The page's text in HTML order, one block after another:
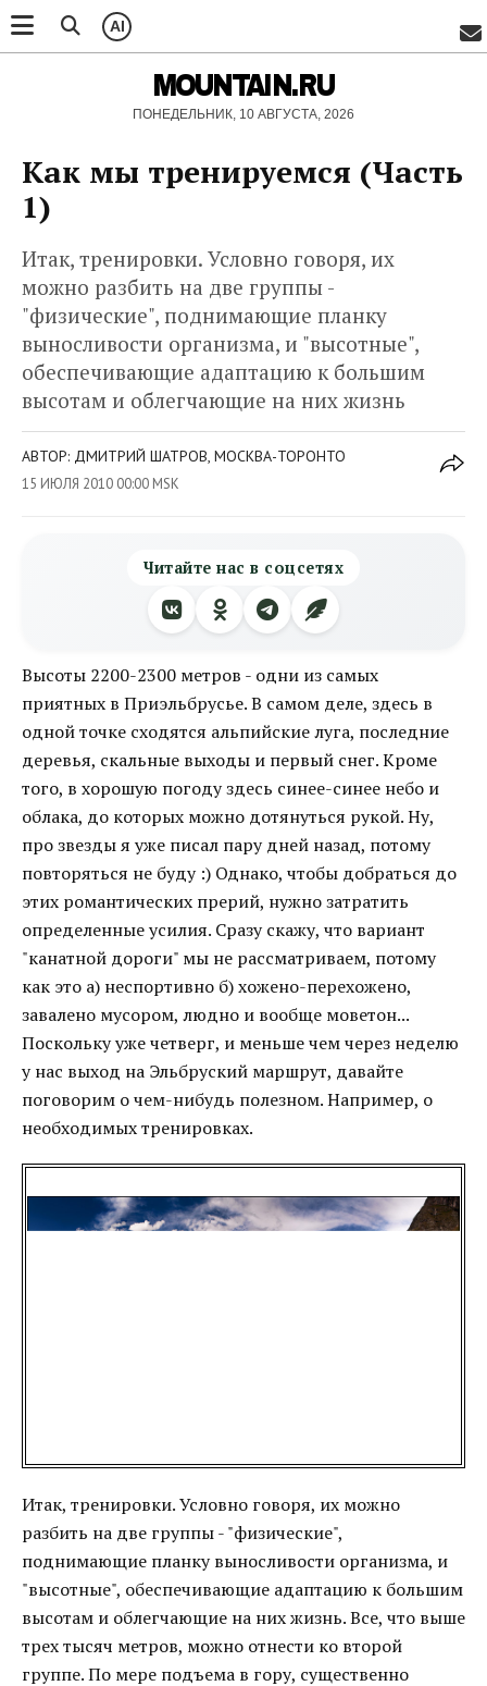
AI
MOUNTAIN.RU
ПОНЕДЕЛЬНИК, 10 АВГУСТА, 2026
Как мы тренируемся (Часть
1)
Итак, тренировки. Условно говоря, их
можно разбить на две группы -
"физические", поднимающие планку
выносливости организма, и "высотные",
обеспечивающие адаптацию к большим
высотам и облегчающие на них жизнь
АВТОР: ДМИТРИЙ ШАТРОВ, МОСКВА-ТОРОНТО
15 ИЮЛЯ 2010 00:00 MSK
Читайте нас в соцсетях
Высоты 2200-2300 метров - одни из самых
приятных в Приэльбрусье. В самом деле, здесь в
одной точке сходятся альпийские луга, последние
деревья, скальные выходы и первый снег. Кроме
того, в хорошую погоду здесь синее-синее небо и
облака, до которых можно дотянуться рукой. Ну,
про звезды я уже писал пару дней назад, потому
повторяться не буду :) Однако, чтобы добраться до
этих романтических прерий, нужно затратить
определенные усилия. Сразу скажу, что вариант
"канатной дороги" мы не рассматриваем, потому
как это а) неспортивно б) хожено-перехожено,
завалено мусором, людно и вообще моветон...
Поскольку уже четверг, и меньше чем через неделю
у нас выход на Эльбруский маршрут, давайте
поговорим о чем-нибудь полезном. Например, о
необходимых тренировках.
Итак, тренировки. Условно говоря, их можно
разбить на две группы - "физические",
поднимающие планку выносливости организма, и
"высотные", обеспечивающие адаптацию к большим
высотам и облегчающие на них жизнь. Все, что выше
трех тысяч метров, можно отнести ко второй
группе. По мере подъема в гору, существенно